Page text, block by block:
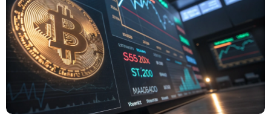
Dogecoin (DOGE) 97.75(-2.18%)